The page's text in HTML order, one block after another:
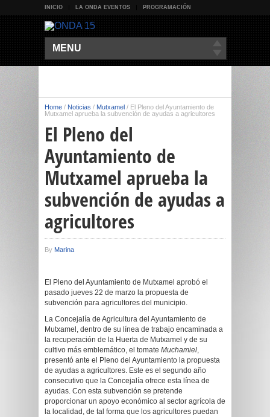
INICIO LA ONDA EVENTOS PROGRAMACIÓN
MENU
Home / Noticias / Mutxamel / El Pleno del Ayuntamiento de
Mutxamel aprueba la subvención de ayudas a agricultores
El Pleno del
Ayuntamiento de
Mutxamel aprueba la
subvención de ayudas a
agricultores
By Marina
El Pleno del Ayuntamiento de Mutxamel aprobó el
pasado jueves 22 de marzo la propuesta de
subvención para agricultores del municipio.
La Concejalía de Agricultura del Ayuntamiento de
Mutxamel, dentro de su línea de trabajo encaminada a
la recuperación de la Huerta de Mutxamel y de su
cultivo más emblemático, el tomate Muchamiel,
presentó ante el Pleno del Ayuntamiento la propuesta
de ayudas a agricultores. Este es el segundo año
consecutivo que la Concejalía ofrece esta línea de
ayudas. Con esta subvención se pretende
proporcionar un apoyo económico al sector agrícola de
la localidad, de tal forma que los agricultores puedan